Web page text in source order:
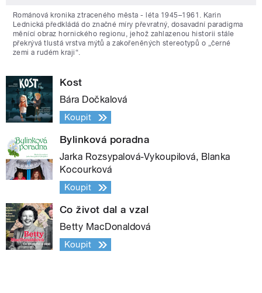
Románová kronika ztraceného města - léta 1945–1961. Karin
Lednická předkládá do značné míry převratný, dosavadní paradigma
měnící obraz hornického regionu, jehož zahlazenou historii stále
překrývá tlustá vrstva mýtů a zakořeněných stereotypů o „černé
zemi a rudém kraji“.
Kost
Bára Dočkalová
Koupit
Bylinková poradna
Jarka Rozsypalová-Vykoupilová, Blanka
Kocourková
Koupit
Co život dal a vzal
Betty MacDonaldová
Koupit